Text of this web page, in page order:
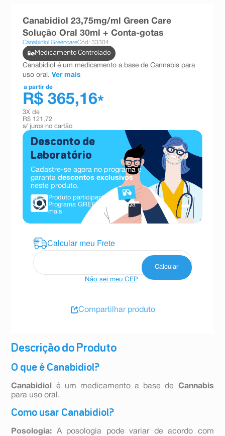
Descrição do Produto
O que é Canabidiol?
Canabidiol é um medicamento a base de Cannabis
para uso oral.
Como usar Canabidiol?
Posologia: A posologia pode variar de acordo com
Canabidiol 23,75mg/ml Green Care
Solução Oral 30ml + Conta-gotas
Canabidiol GreencareCód: 33304
Medicamento Controlado
Canabidiol é um medicamento a base de Cannabis para
uso oral. Ver mais
a partir de
R$ 365,16*
3X de
R$ 121,72
s/ juros no cartão
Desconto de
Laboratório
Cadastre-se agora no programa e
garanta descontos exclusivos
neste produto.
Produto participante do
Programa GREENCARE.
Saiba
mais
Não sei meu CEP
Compartilhar produto
esmalte
10ºabsorvente